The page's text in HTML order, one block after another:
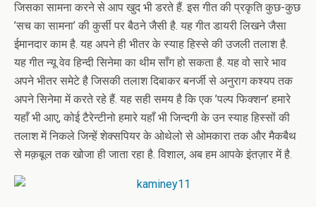
जिसका सामना करने से आप खुद भी डरते हैं. इस गीत की प्रकृति कुछ-कुछ
’सच का सामना’ की कुर्सी पर बैठने जैसी है. यह गीत डायरी लिखने जैसा
ईमानदार काम है. यह अपने ही भीतर के स्याह हिस्से की उजली तलाश है.
यह गीत न्यू वेव हिन्दी सिनेमा का थीम साँग हो सकता है. यह वो सारे भाव
अपने भीतर समेटे है जिसकी तलाश दिबाकर बनर्जी से अनुराग कश्यप तक
अपने सिनेमा में करते रहे हैं. यह सही समय है कि एक ’पल्प फिक्शन’ हमारे
यहाँ भी आए, कोई टैरेन्टीनो हमारे यहाँ भी जिन्दगी के उन स्याह हिस्सों की
तलाश में निकले जिन्हें शेक्सपियर के ओथेलो से ओमकारा तक और मैकबैथ
से मक़बूल तक खोजा ही जाता रहा है. विशाल, अब हम आपके इंतज़ार में है.